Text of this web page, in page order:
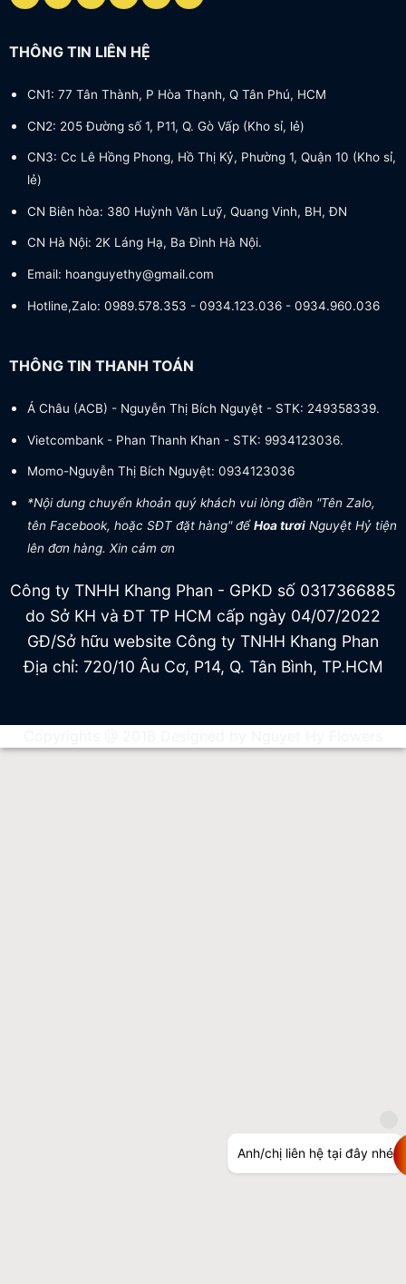
THÔNG TIN LIÊN HỆ
CN1: 77 Tân Thành, P Hòa Thạnh, Q Tân Phú, HCM
CN2: 205 Đường số 1, P11, Q. Gò Vấp (Kho sỉ, lẻ)
CN3: Cc Lê Hồng Phong, Hồ Thị Kỷ, Phường 1, Quận 10 (Kho sỉ,
lẻ)
CN Biên hòa: 380 Huỳnh Văn Luỹ, Quang Vinh, BH, ĐN
CN Hà Nội: 2K Láng Hạ, Ba Đình Hà Nội.
Email: hoanguyethy@gmail.com
Hotline,Zalo: 0989.578.353 - 0934.123.036 - 0934.960.036
THÔNG TIN THANH TOÁN
Á Châu (ACB) - Nguyễn Thị Bích Nguyệt - STK: 249358339.
Vietcombank - Phan Thanh Khan - STK: 9934123036.
Momo-Nguyễn Thị Bích Nguyệt: 0934123036
*Nội dung chuyển khoản quý khách vui lòng điền "Tên Zalo,
tên Facebook, hoặc SĐT đặt hàng" đểHoa tươiNguyệt Hỷ tiện
lên đơn hàng. Xin cảm ơn
Công ty TNHH Khang Phan - GPKD số 0317366885
do Sở KH và ĐT TP HCM cấp ngày 04/07/2022
GĐ/Sở hữu website Công ty TNHH Khang Phan
Địa chỉ: 720/10 Âu Cơ, P14, Q. Tân Bình, TP.HCM
Anh/chị liên hệ tại đây nhé